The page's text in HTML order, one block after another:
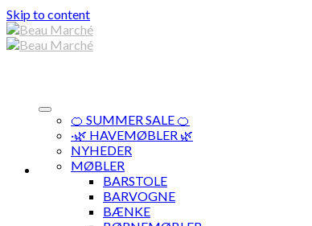
Skip to content
🍊 SUMMER SALE 🍊
·🌿 HAVEMØBLER 🌿
NYHEDER
MØBLER
BARSTOLE
BARVOGNE
BÆNKE